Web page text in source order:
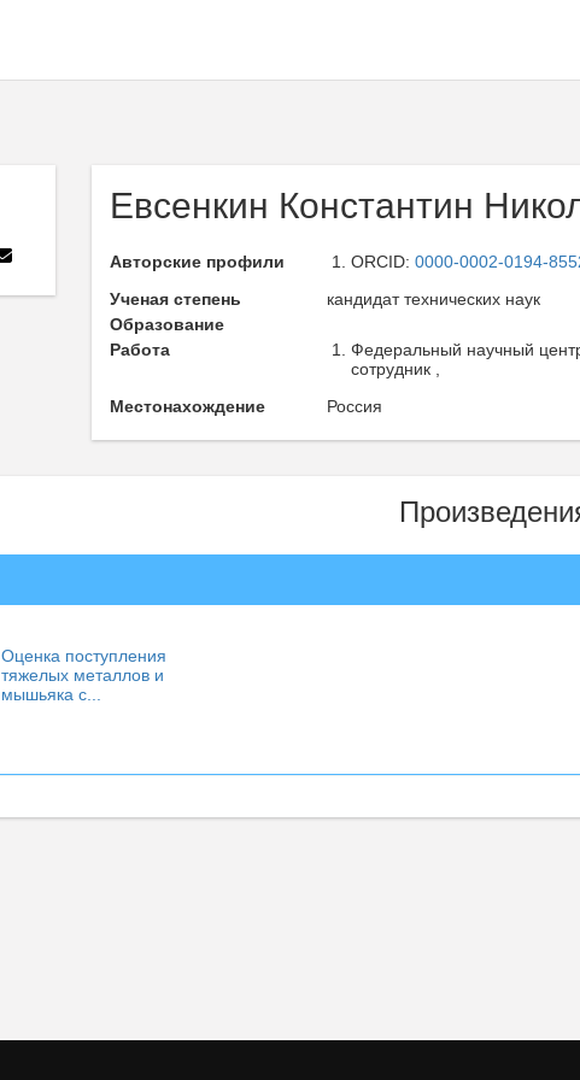
Евсенкин Константин
Авторские профили ORCID: 0000-0002-0194-
Ученая степень
кандидат технических наук
Образование
Работа
Федеральный научный
сотрудник ,
Местонахождение
Россия
Оценка поступления
тяжелых металлов и
мышьяка с...